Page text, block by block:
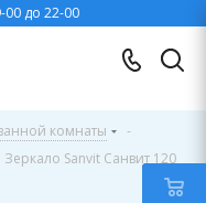
00 до 22-00
комнаты
-
Зеркало Sanvit Санвит 120